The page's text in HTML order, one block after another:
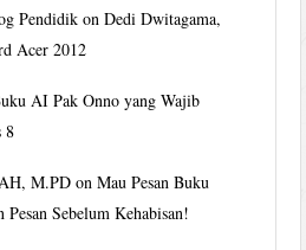
Pendidik onDedi Dwitagama,
Acer 2012
AI Pak Onno yang Wajib
8
M.PD onMau Pesan Buku
Sebelum Kehabisan!